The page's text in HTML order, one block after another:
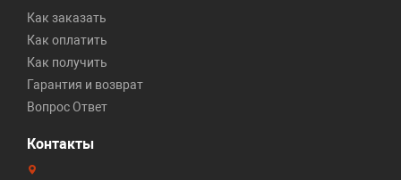
Как заказать
Как оплатить
Как получить
Гарантия и возврат
Вопрос Ответ
Контакты